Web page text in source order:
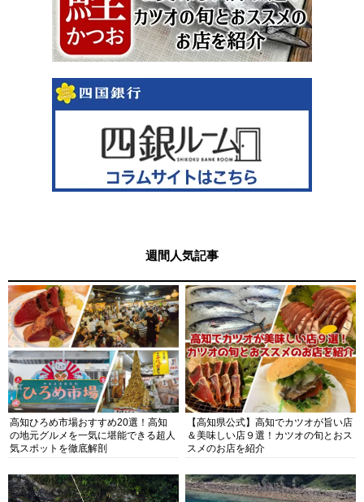
週間人気記事
高知ひろめ市場おすすめ20選！高知
の地元グルメを一気に堪能できる超人
気スポットを徹底解剖
【高知県公式】高知でカツオが旨い店
＆美味しい店９選！カツオの旬とおス
スメのお店を紹介